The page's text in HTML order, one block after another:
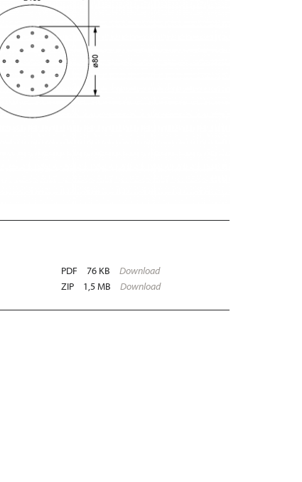
PDF 76 KB
Download
ZIP 1,5 MB Download